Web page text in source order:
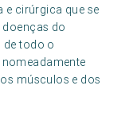
e cirúrgica que se
do
todo o
músculos e dos